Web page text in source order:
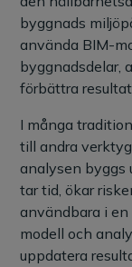
byggnads
använda BIM-
byggnadsdelar,
förbättra
I många
till andra
analysen byggs
tar tid, ökar
användbara i
modell och
uppdatera